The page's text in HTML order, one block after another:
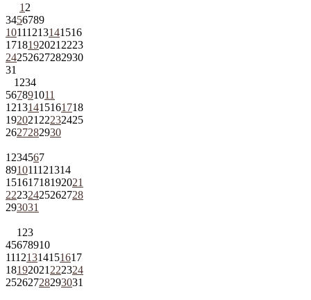
1 2
3456789
10111213141516
1718192021 2223
24252627282930
31
1 234
567891011
12131415161718
192021 22232425
2627282930
1 234567
891011121314
15161718192021
22232425262728
293031
1 23
45678910
11121314151617
18192021 222324
25262728293031